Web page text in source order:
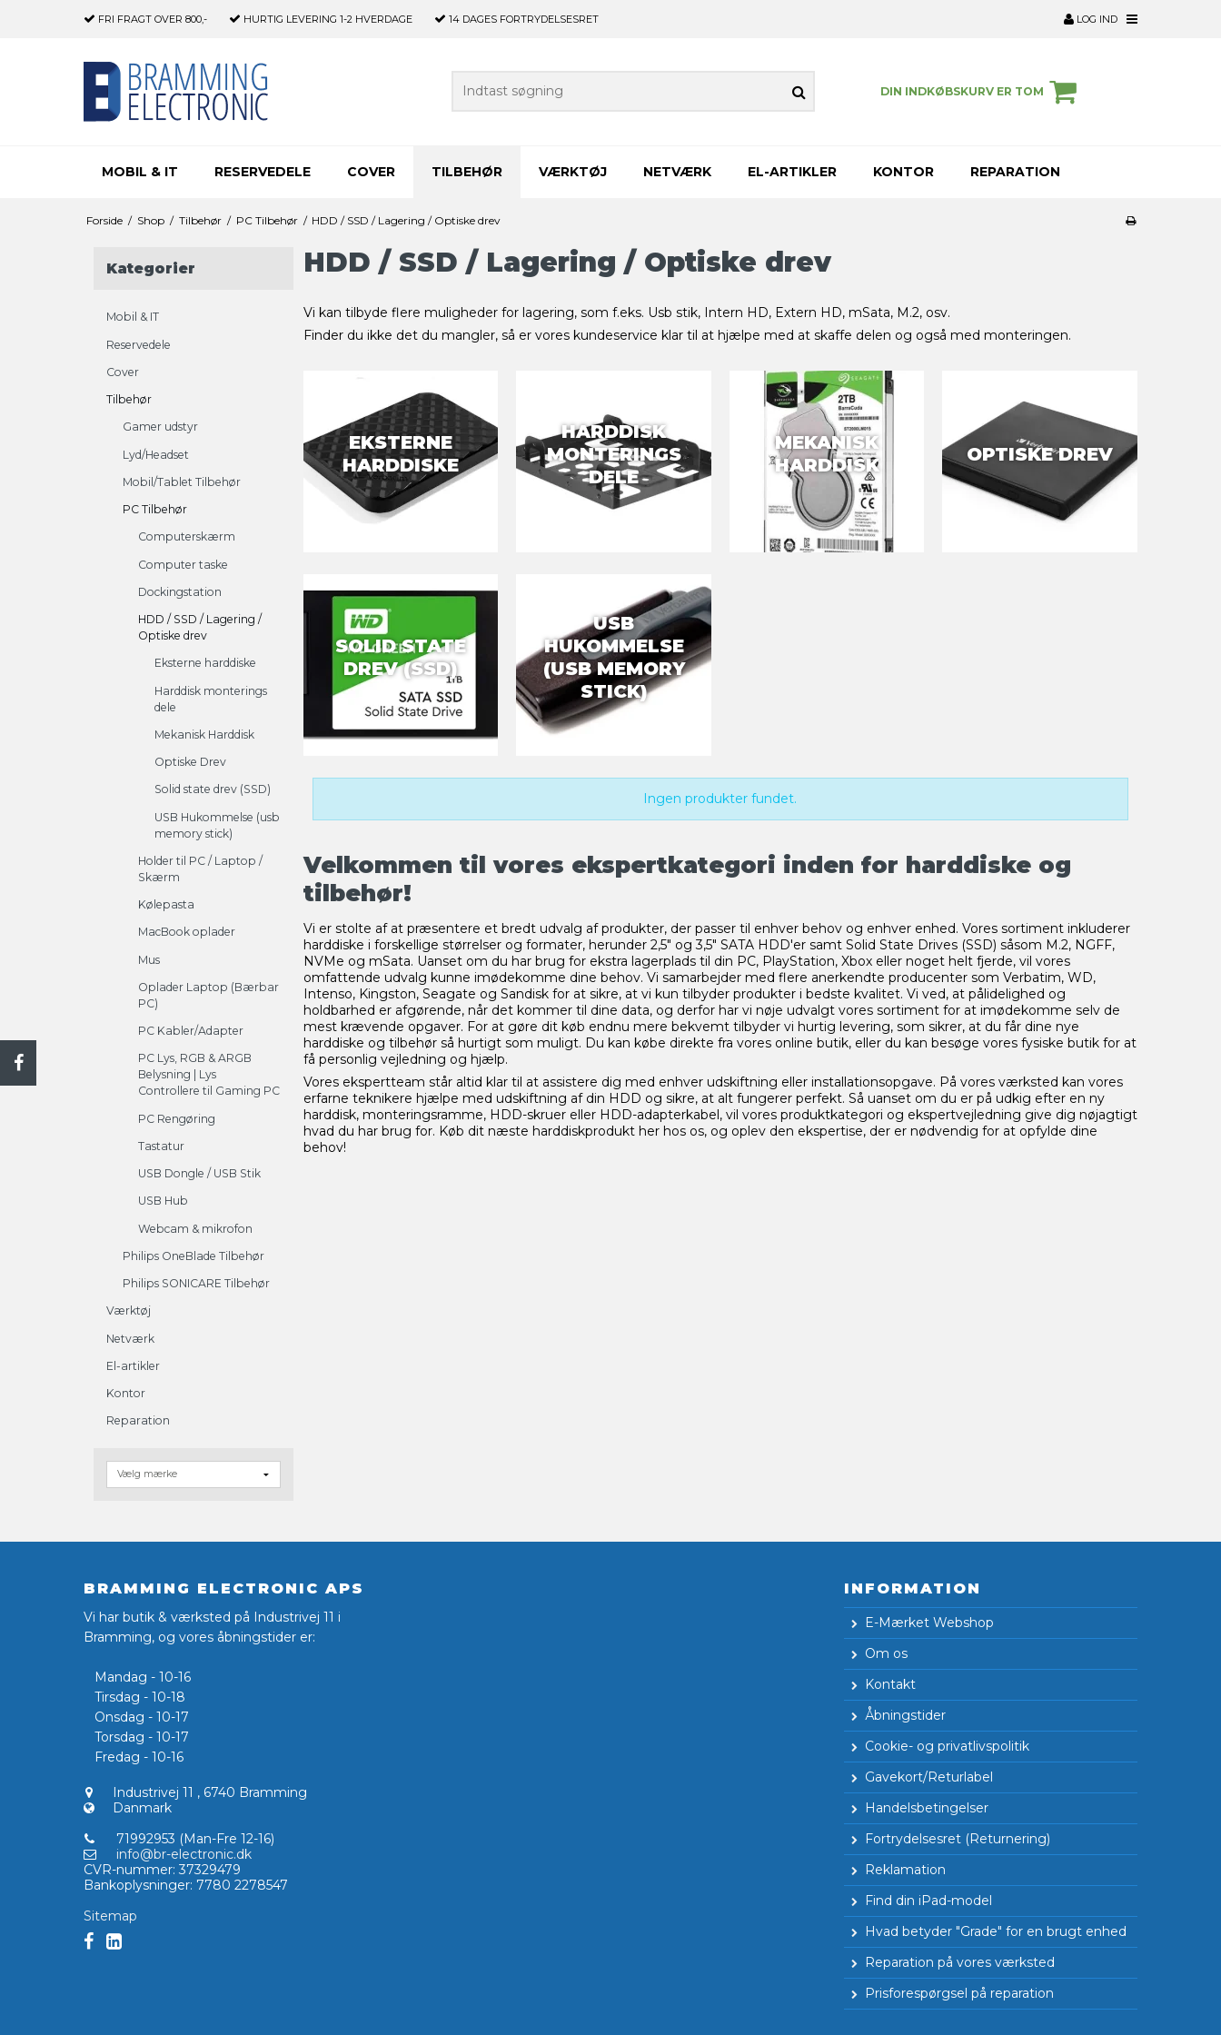
FRI FRAGT OVER 800,- HURTIG LEVERING 1-2 HVERDAGE 14 DAGES FORTRYDELSESRET LOG IND
DIN INDKØBSKURV ER TOM
MOBIL & IT RESERVEDELE COVER TILBEHØR VÆRKTØJ NETVÆRK EL-ARTIKLER KONTOR REPARATION
Forside / Shop / Tilbehør / PC Tilbehør / HDD / SSD / Lagering / Optiske drev
Kategorier
Mobil & IT
Reservedele
Cover
Tilbehør
Gamer udstyr
Lyd/Headset
Mobil/Tablet Tilbehør
PC Tilbehør
Computerskærm
Computer taske
Dockingstation
HDD / SSD / Lagering /
Optiske drev
Eksterne harddiske
Harddisk monterings
dele
Mekanisk Harddisk
Optiske Drev
Solid state drev (SSD)
USB Hukommelse (usb
memory stick)
Holder til PC / Laptop /
Skærm
Kølepasta
MacBook oplader
Mus
Oplader Laptop (Bærbar
PC)
PC Kabler/Adapter
PC Lys, RGB & ARGB
Belysning | Lys
Controllere til Gaming PC
PC Rengøring
Tastatur
USB Dongle / USB Stik
USB Hub
Webcam & mikrofon
Philips OneBlade Tilbehør
Philips SONICARE Tilbehør
Værktøj
Netværk
El-artikler
Kontor
Reparation
HDD / SSD / Lagering / Optiske drev
Vi kan tilbyde flere muligheder for lagering, som f.eks. Usb stik, Intern HD, Extern HD, mSata, M.2, osv.
Finder du ikke det du mangler, så er vores kundeservice klar til at hjælpe med at skaffe delen og også med monteringen.
EKSTERNE
HARDDISKE
HARDDISK
MONTERINGS
DELE
MEKANISK
HARDDISK
OPTISKE DREV
SOLID STATE
DREV (SSD)
USB
HUKOMMELSE
(USB MEMORY
STICK)
Ingen produkter fundet.
Velkommen til vores ekspertkategori inden for harddiske og
tilbehør!
Vi er stolte af at præsentere et bredt udvalg af produkter, der passer til enhver behov og enhver enhed. Vores sortiment inkluderer
harddiske i forskellige størrelser og formater, herunder 2,5" og 3,5" SATA HDD'er samt Solid State Drives (SSD) såsom M.2, NGFF,
NVMe og mSata. Uanset om du har brug for ekstra lagerplads til din PC, PlayStation, Xbox eller noget helt fjerde, vil vores
omfattende udvalg kunne imødekomme dine behov. Vi samarbejder med flere anerkendte producenter som Verbatim, WD,
Intenso, Kingston, Seagate og Sandisk for at sikre, at vi kun tilbyder produkter i bedste kvalitet. Vi ved, at pålidelighed og
holdbarhed er afgørende, når det kommer til dine data, og derfor har vi nøje udvalgt vores sortiment for at imødekomme selv de
mest krævende opgaver. For at gøre dit køb endnu mere bekvemt tilbyder vi hurtig levering, som sikrer, at du får dine nye
harddiske og tilbehør så hurtigt som muligt. Du kan købe direkte fra vores online butik, eller du kan besøge vores fysiske butik for at
få personlig vejledning og hjælp.
Vores ekspertteam står altid klar til at assistere dig med enhver udskiftning eller installationsopgave. På vores værksted kan vores
erfarne teknikere hjælpe med udskiftning af din HDD og sikre, at alt fungerer perfekt. Så uanset om du er på udkig efter en ny
harddisk, monteringsramme, HDD-skruer eller HDD-adapterkabel, vil vores produktkategori og ekspertvejledning give dig nøjagtigt
hvad du har brug for. Køb dit næste harddiskprodukt her hos os, og oplev den ekspertise, der er nødvendig for at opfylde dine
behov!
BRAMMING ELECTRONIC APS
Vi har butik & værksted på Industrivej 11 i
Bramming, og vores åbningstider er:
Mandag - 10-16
Tirsdag - 10-18
Onsdag - 10-17
Torsdag - 10-17
Fredag - 10-16
Industrivej 11 , 6740 Bramming
Danmark
71992953 (Man-Fre 12-16)
info@br-electronic.dk
CVR-nummer: 37329479
Bankoplysninger: 7780 2278547
Sitemap
INFORMATION
E-Mærket Webshop
Om os
Kontakt
Åbningstider
Cookie- og privatlivspolitik
Gavekort/Returlabel
Handelsbetingelser
Fortrydelsesret (Returnering)
Reklamation
Find din iPad-model
Hvad betyder "Grade" for en brugt enhed
Reparation på vores værksted
Prisforespørgsel på reparation